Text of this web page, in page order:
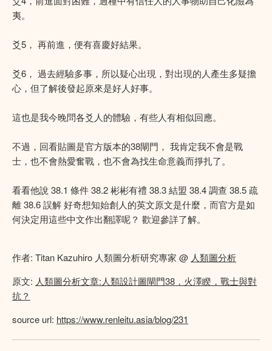
夷。
爻5， 再前進，便有喜慶好結果。
爻6， 過去經驗多事，所以疑心出現，對出現的人產生多疑擔
心，但了解後發起原來是好人好事。
這也是我今晚問各爻人的體驗，有些人有相似回應。
不過，回看貼圖是官方版本的38閘門， 我肯定我不會是戰
士，也不會熱愛奮戰，也不會為找生命意義而掙扎了。
看看他說 38.1 條件 38.2 彬彬有禮 38.3 結盟 38.4 調查 38.5 疏
離 38.6 誤解 好奇想知始創人的英文原文是什麼，而官方是如
何決定用這些中文作出翻譯呢？ 歡迎參詳了解。
作者: Titan Kazuhiro 人類圖分析研究專家 @ 人類圖分析
原文: 人類圖分析文章:人類設計圖閘門38，火澤睽，戰士與對
抗？
source url: https://www.renleitu.asia/blog/231